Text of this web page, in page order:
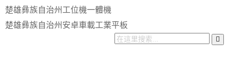
楚雄彝族自治州工位機一體機
楚雄彝族自治州安卓車載工業平板